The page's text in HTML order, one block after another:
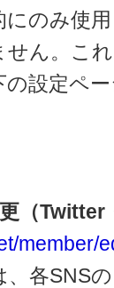
のみ使
ん。こ
設定ペ
（Twitter
member/
各SNS